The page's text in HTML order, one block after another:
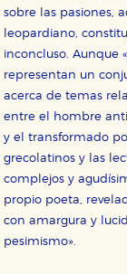
sobre las pasiones,
leopardiano,
inconcluso. Aunque
representan un
acerca de temas
entre el hombre
y el transformado
grecolatinos y las
complejos y
propio poeta,
con amargura y
pesimismo».
Cookies de
Estas
de
nuestro
servicios
tanto, es
Cookies de
Estas
relevante
almacenan
que se
navegador